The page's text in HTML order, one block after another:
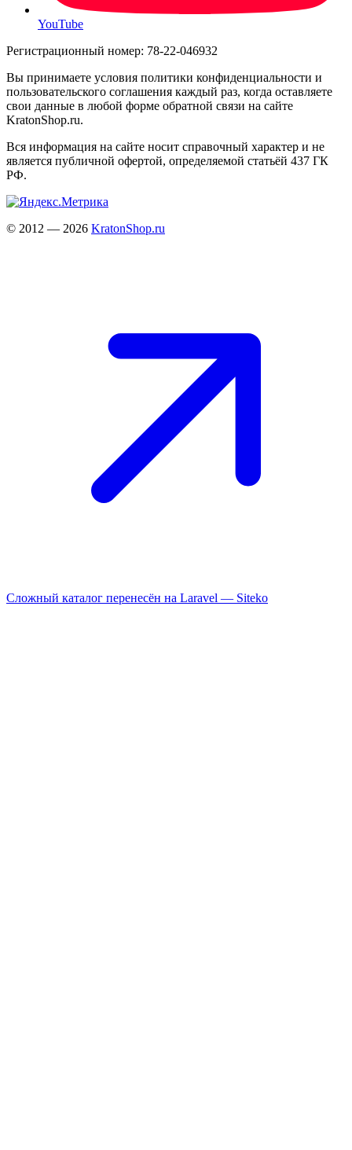
YouTube
Регистрационный номер: 78-22-046932
Вы принимаете условия политики конфиденциальности и
пользовательского соглашения каждый раз, когда оставляете
свои данные в любой форме обратной связи на сайте
KratonShop.ru.
Вся информация на сайте носит справочный характер и не
является публичной офертой, определяемой статьёй 437 ГК
РФ.
© 2012 — 2026 KratonShop.ru
Сложный каталог перенесён на Laravel — Siteko